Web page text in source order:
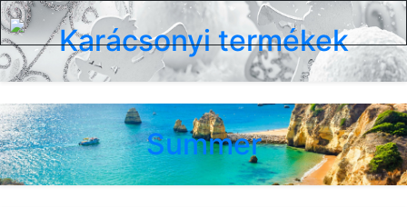
Karácsonyi termékek
Summer